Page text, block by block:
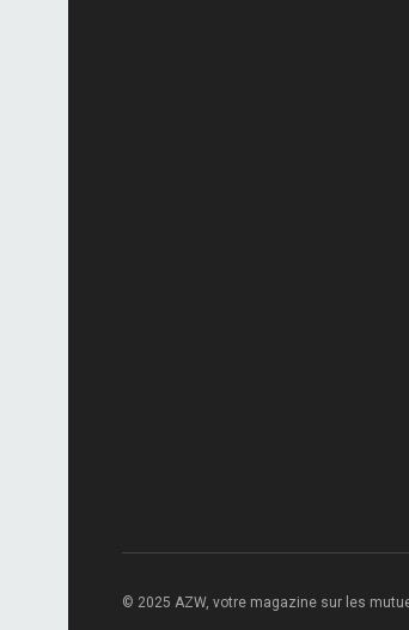
© 2025 AZW, votre magazine sur les